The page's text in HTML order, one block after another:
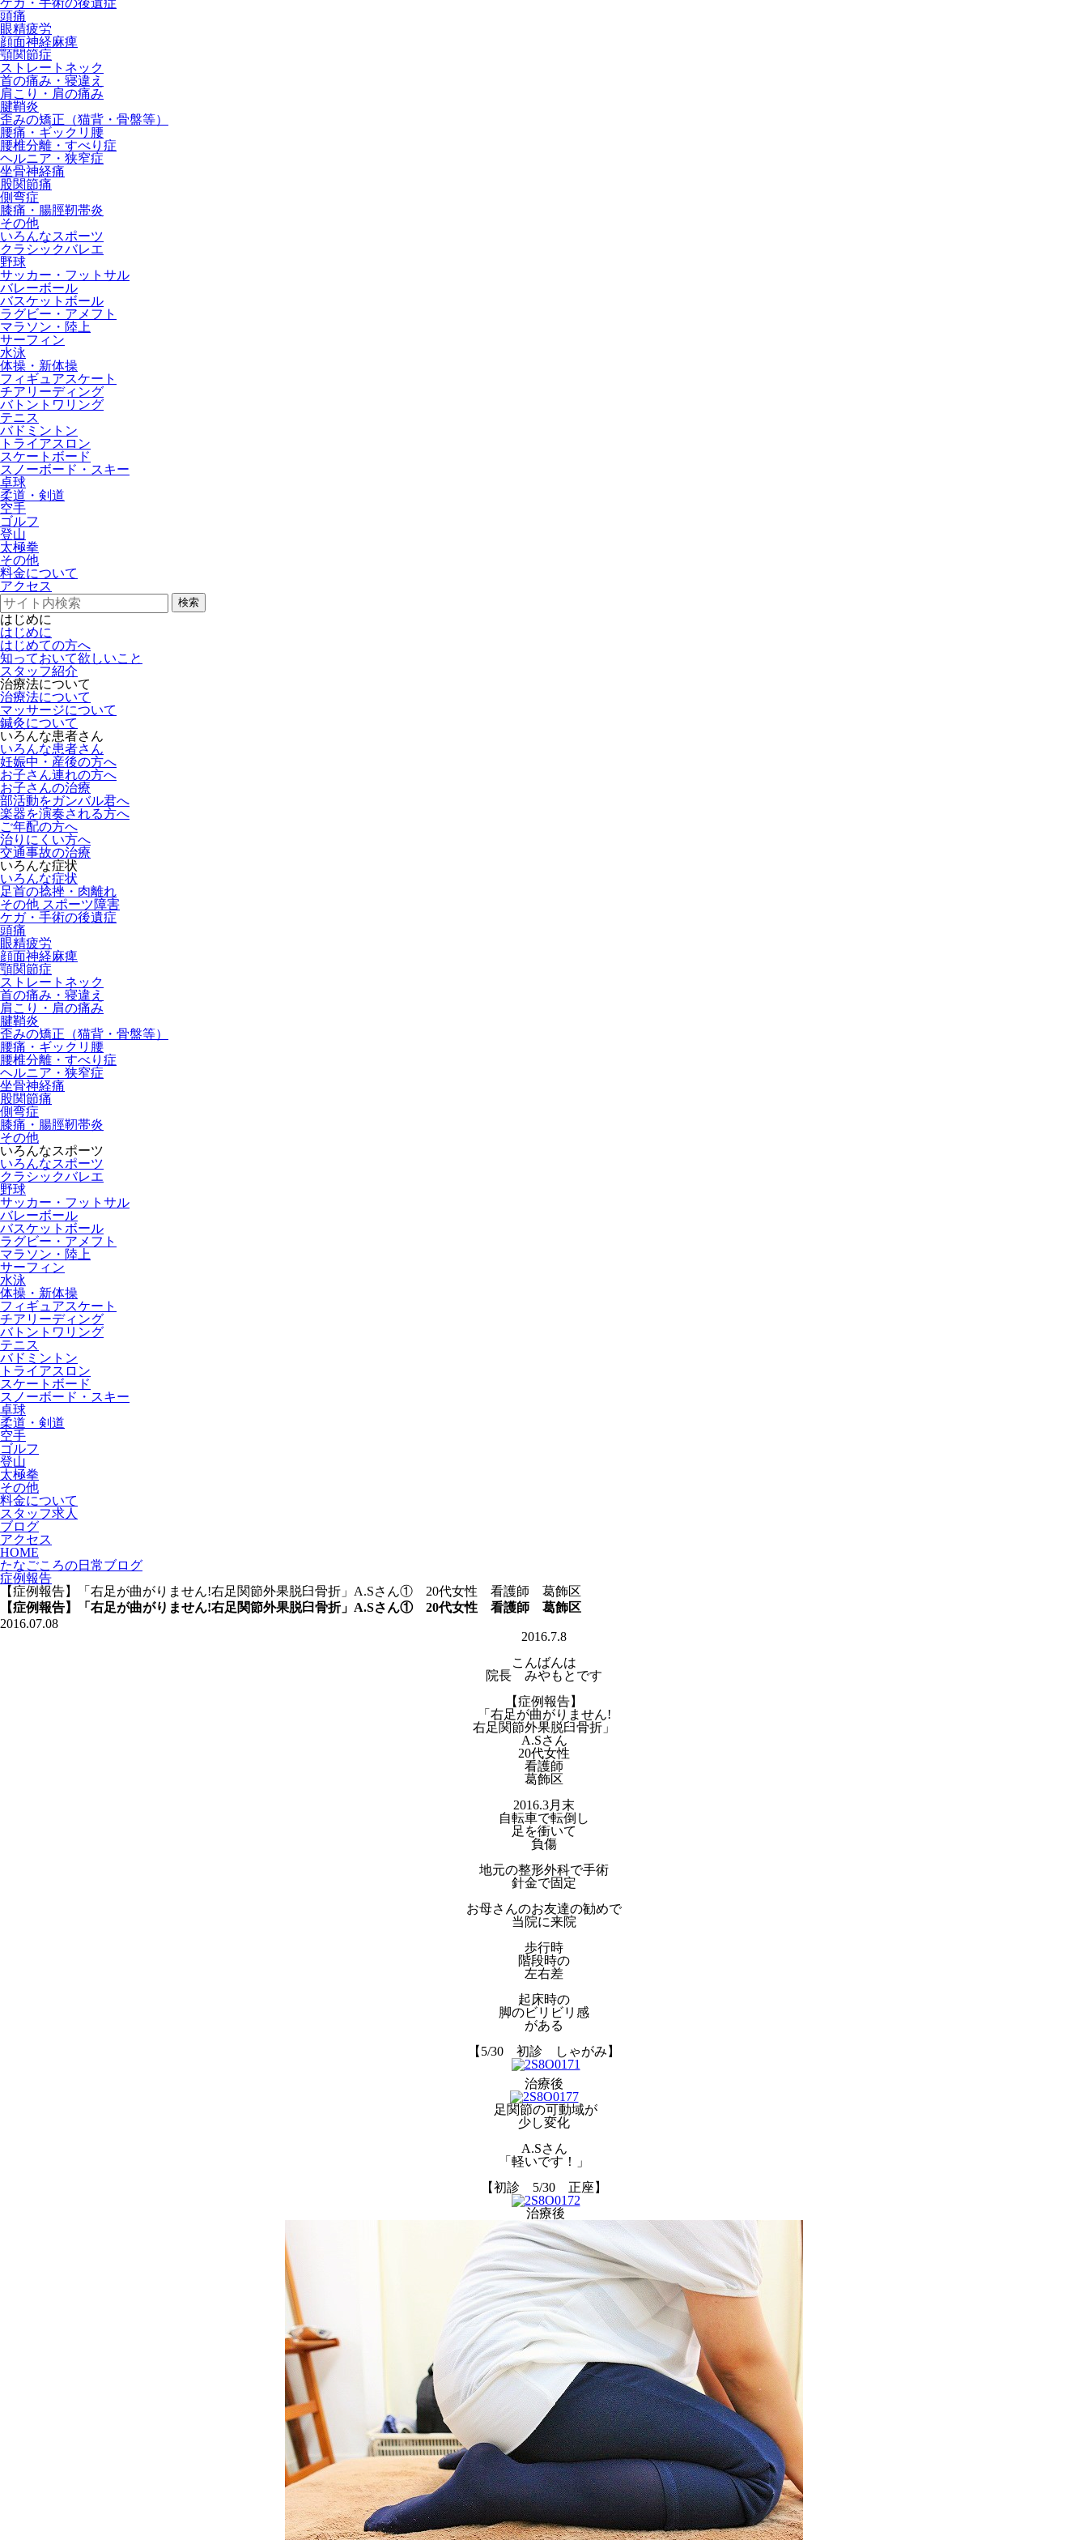
ケガ・手術の後遺症
頭痛
眼精疲労
顔面神経麻痺
顎関節症
ストレートネック
首の痛み・寝違え
肩こり・肩の痛み
腱鞘炎
歪みの矯正（猫背・骨盤等）
腰痛・ギックリ腰
腰椎分離・すべり症
ヘルニア・狭窄症
坐骨神経痛
股関節痛
側弯症
膝痛・腸脛靭帯炎
その他
いろんなスポーツ
クラシックバレエ
野球
サッカー・フットサル
バレーボール
バスケットボール
ラグビー・アメフト
マラソン・陸上
サーフィン
水泳
体操・新体操
フィギュアスケート
チアリーディング
バトントワリング
テニス
バドミントン
トライアスロン
スケートボード
スノーボード・スキー
卓球
柔道・剣道
空手
ゴルフ
登山
太極拳
その他
料金について
アクセス
検索
はじめに
はじめに
はじめての方へ
知っておいて欲しいこと
スタッフ紹介
治療法について
治療法について
マッサージについて
鍼灸について
いろんな患者さん
いろんな患者さん
妊娠中・産後の方へ
お子さん連れの方へ
お子さんの治療
部活動をガンバル君へ
楽器を演奏される方へ
ご年配の方へ
治りにくい方へ
交通事故の治療
いろんな症状
いろんな症状
足首の捻挫・肉離れ
その他 スポーツ障害
ケガ・手術の後遺症
頭痛
眼精疲労
顔面神経麻痺
顎関節症
ストレートネック
首の痛み・寝違え
肩こり・肩の痛み
腱鞘炎
歪みの矯正（猫背・骨盤等）
腰痛・ギックリ腰
腰椎分離・すべり症
ヘルニア・狭窄症
坐骨神経痛
股関節痛
側弯症
膝痛・腸脛靭帯炎
その他
いろんなスポーツ
いろんなスポーツ
クラシックバレエ
野球
サッカー・フットサル
バレーボール
バスケットボール
ラグビー・アメフト
マラソン・陸上
サーフィン
水泳
体操・新体操
フィギュアスケート
チアリーディング
バトントワリング
テニス
バドミントン
トライアスロン
スケートボード
スノーボード・スキー
卓球
柔道・剣道
空手
ゴルフ
登山
太極拳
その他
料金について
スタッフ求人
ブログ
アクセス
HOME
たなごころの日常ブログ
症例報告
【症例報告】「右足が曲がりません!右足関節外果脱臼骨折」A.Sさん① 20代女性 看護師 葛飾区
【症例報告】「右足が曲がりません!右足関節外果脱臼骨折」A.Sさん① 20代女性 看護師 葛飾区
2016.07.08
2016.7.8
こんばんは
院長 みやもとです
【症例報告】
「右足が曲がりません!
右足関節外果脱臼骨折」
A.Sさん
20代女性
看護師
葛飾区
2016.3月末
自転車で転倒し
足を衝いて
負傷
地元の整形外科で手術
針金で固定
お母さんのお友達の勧めで
当院に来院
歩行時
階段時の
左右差
起床時の
脚のビリビリ感
がある
【5/30 初診 しゃがみ】
治療後
足関節の可動域が
少し変化
A.Sさん
「軽いです！」
【初診 5/30 正座】
治療後